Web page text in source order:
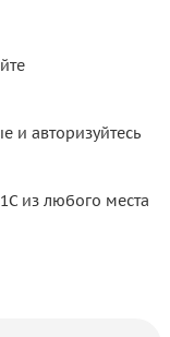
и авторизуйтесь
из любого места